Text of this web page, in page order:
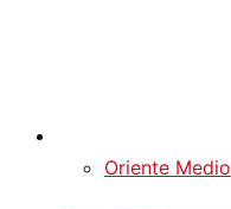
Oriente Medio